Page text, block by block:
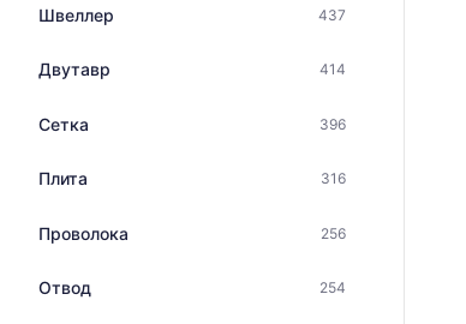
Швеллер 437
Двутавр 414
Сетка 396
Плита 316
Проволока 256
Отвод 254